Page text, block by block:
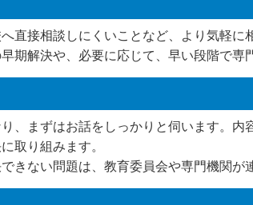
直接相談しにくいことなど、より気軽
期解決や、必要に応じて、早い段階で専
、まずはお話をしっかりと伺います。
取り組みます。
きない問題は、教育委員会や専門機関が